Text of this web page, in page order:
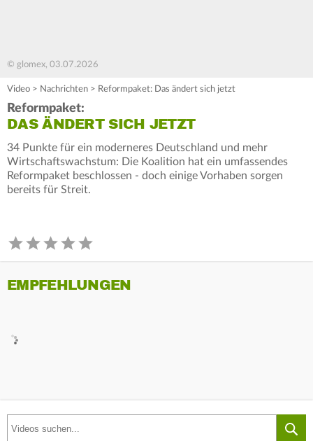
© glomex, 03.07.2026
Video > Nachrichten > Reformpaket: Das ändert sich jetzt
Reformpaket:
DAS ÄNDERT SICH JETZT
34 Punkte für ein moderneres Deutschland und mehr
Wirtschaftswachstum: Die Koalition hat ein umfassendes
Reformpaket beschlossen - doch einige Vorhaben sorgen
bereits für Streit.
EMPFEHLUNGEN